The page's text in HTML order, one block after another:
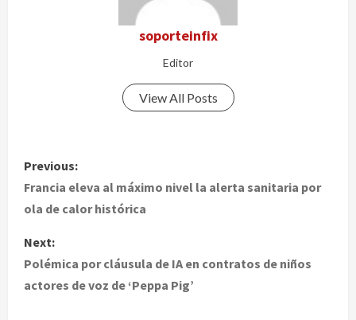
soporteinfix
Editor
View All Posts
P
o
t
n
Previous:
Francia eleva al máximo nivel la alerta sanitaria por
ola de calor histórica
Next:
Polémica por cláusula de IA en contratos de niños
actores de voz de ‘Peppa Pig’